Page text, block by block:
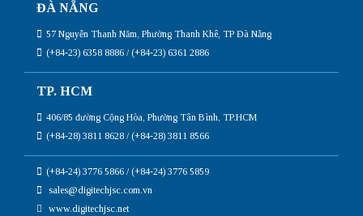
ĐÀ NẴNG
57 Nguyễn Thanh Năm, Phường Thanh Khê, TP Đà Nẵng
(+84-23) 6358 8886 / (+84-23) 6361 2886
TP. HCM
406/85 đường Cộng Hòa, Phường Tân Bình, TP.HCM
(+84-28) 3811 8628 / (+84-28) 3811 8566
(+84-24) 3776 5866 / (+84-24) 3776 5859
sales@digitechjsc.com.vn
www.digitechjsc.net